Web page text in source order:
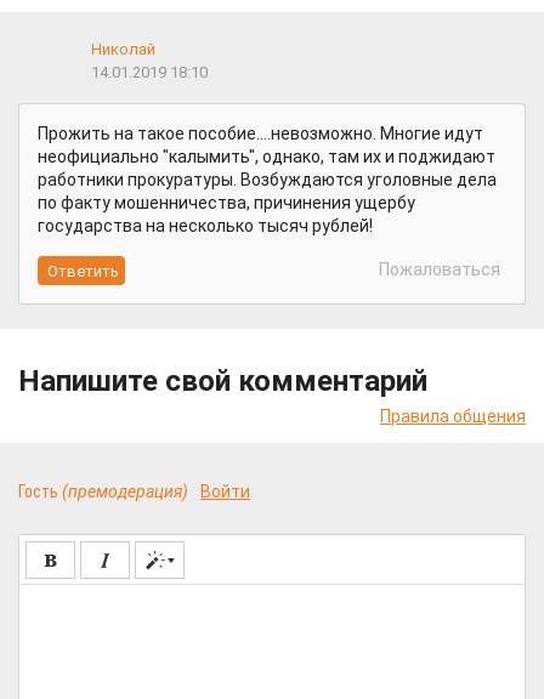
Николай
14.01.2019 18:10
Прожить на такое пособие....невозможно. Многие идут
неофициально "калымить", однако, там их и поджидают
работники прокуратуры. Возбуждаются уголовные дела
по факту мошенничества, причинения ущербу
государства на несколько тысяч рублей!
Пожаловаться
Напишите свой комментарий
Правила общения
Гость (премодерация) Войти